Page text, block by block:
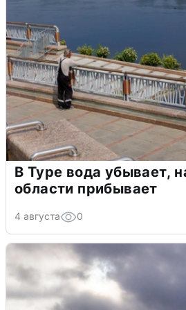
В Туре вода убывает,
области прибывает
4 августа 0